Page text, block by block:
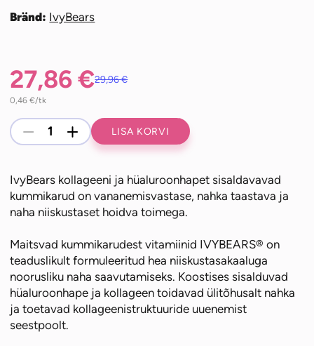
Bränd: IvyBears
29,96€
Algne
hind
oli:
27,86€
Praegune
hind
on:
0,46€/tk
-
IvyBears
Vibrant
kollageeni
ja
hüaluroonhappega
60
tk
kogus
+ LISA KORVI
IvyBears kollageeni ja hüaluroonhapet sisaldavavad
kummikarud on vananemisvastase, nahka taastava ja
naha niiskustaset hoidva toimega.
Maitsvad kummikarudest vitamiinid IVYBEARS® on
teaduslikult formuleeritud hea niiskustasakaaluga
noorusliku naha saavutamiseks. Koostises sisalduvad
hüaluroonhape ja kollageen toidavad ülitõhusalt nahka
ja toetavad kollageenistruktuuride uuenemist
seestpoolt.